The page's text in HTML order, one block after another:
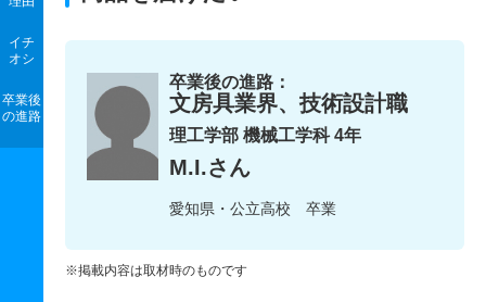
イチ
オシ
卒業後
の進路
卒業後の進路：
文房具業界、技術設計職
理工学部 機械工学科 4年
M.I.さん
愛知県・公立高校 卒業
※掲載内容は取材時のものです